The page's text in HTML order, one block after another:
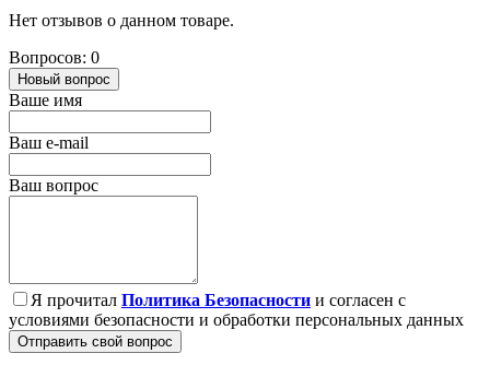
Нет отзывов о данном товаре.
Вопросов: 0
Новый вопрос
Ваше имя
Ваш e-mail
Ваш вопрос
Я прочитал Политика Безопасности и согласен с
условиями безопасности и обработки персональных данных
Отправить свой вопрос